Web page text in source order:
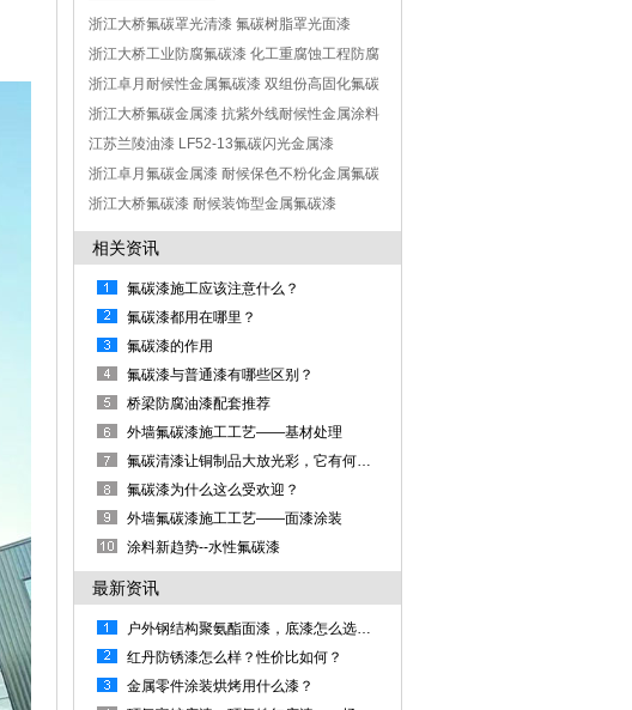
浙江大桥氟碳罩光清漆 氟碳树脂罩光面漆
浙江大桥工业防腐氟碳漆 化工重腐蚀工程防腐
氟碳涂料
浙江卓月耐候性金属氟碳漆 双组份高固化氟碳
涂料
浙江大桥氟碳金属漆 抗紫外线耐候性金属涂料
江苏兰陵油漆 LF52-13氟碳闪光金属漆
浙江卓月氟碳金属漆 耐候保色不粉化金属氟碳
漆
浙江大桥氟碳漆 耐候装饰型金属氟碳漆
相关资讯
氟碳漆施工应该注意什么？
氟碳漆都用在哪里？
氟碳漆的作用
氟碳漆与普通漆有哪些区别？
桥梁防腐油漆配套推荐
外墙氟碳漆施工工艺——基材处理
氟碳清漆让铜制品大放光彩，它有何特点呢？
氟碳漆为什么这么受欢迎？
外墙氟碳漆施工工艺——面漆涂装
涂料新趋势--水性氟碳漆
最新资讯
户外钢结构聚氨酯面漆，底漆怎么选不起皮？
红丹防锈漆怎么样？性价比如何？
金属零件涂装烘烤用什么漆？